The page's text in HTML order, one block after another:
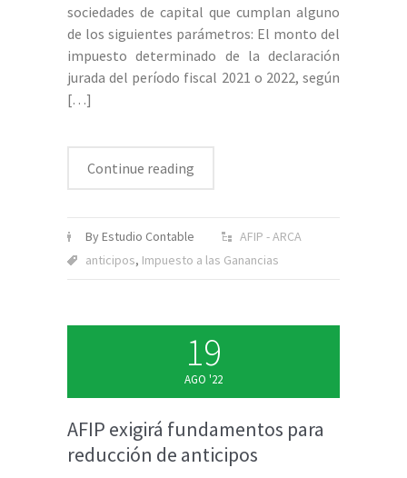
sociedades de capital que cumplan alguno
de los siguientes parámetros: El monto del
impuesto determinado de la declaración
jurada del período fiscal 2021 o 2022, según
[…]
Continue reading
By Estudio Contable
AFIP - ARCA
anticipos, Impuesto a las Ganancias
19
AGO '22
AFIP exigirá fundamentos para
reducción de anticipos